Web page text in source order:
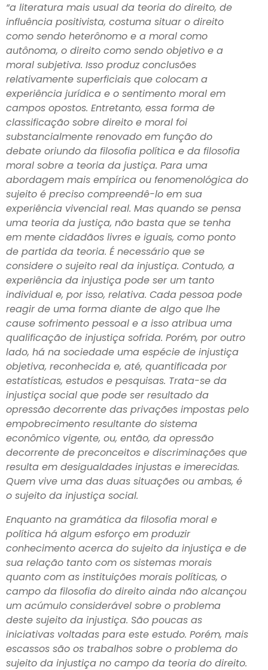
“a literatura mais usual da teoria do direito, de
influência positivista, costuma situar o direito
como sendo heterônomo e a moral como
autônoma, o direito como sendo objetivo e a
moral subjetiva. Isso produz conclusões
relativamente superficiais que colocam a
experiência jurídica e o sentimento moral em
campos opostos. Entretanto, essa forma de
classificação sobre direito e moral foi
substancialmente renovado em função do
debate oriundo da filosofia política e da filosofia
moral sobre a teoria da justiça. Para uma
abordagem mais empírica ou fenomenológica do
sujeito é preciso compreendê-lo em sua
experiência vivencial real. Mas quando se pensa
uma teoria da justiça, não basta que se tenha
em mente cidadãos livres e iguais, como ponto
de partida da teoria. É necessário que se
considere o sujeito real da injustiça. Contudo, a
experiência da injustiça pode ser um tanto
individual e, por isso, relativa. Cada pessoa pode
reagir de uma forma diante de algo que lhe
cause sofrimento pessoal e a isso atribua uma
qualificação de injustiça sofrida. Porém, por outro
lado, há na sociedade uma espécie de injustiça
objetiva, reconhecida e, até, quantificada por
estatísticas, estudos e pesquisas. Trata-se da
injustiça social que pode ser resultado da
opressão decorrente das privações impostas pelo
empobrecimento resultante do sistema
econômico vigente, ou, então, da opressão
decorrente de preconceitos e discriminações que
resulta em desigualdades injustas e imerecidas.
Quem vive uma das duas situações ou ambas, é
o sujeito da injustiça social.
Enquanto na gramática da filosofia moral e
política há algum esforço em produzir
conhecimento acerca do sujeito da injustiça e de
sua relação tanto com os sistemas morais
quanto com as instituições morais políticas, o
campo da filosofia do direito ainda não alcançou
um acúmulo considerável sobre o problema
deste sujeito da injustiça. São poucas as
iniciativas voltadas para este estudo. Porém, mais
escassos são os trabalhos sobre o problema do
sujeito da injustiça no campo da teoria do direito.